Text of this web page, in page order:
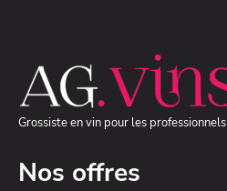
Grossiste en vin pour les professionnels
Nos offres